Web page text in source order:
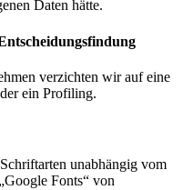
Daten hätte.
verzichten wir auf eine
ein Profiling.
unabhängig vom
Fonts“ von